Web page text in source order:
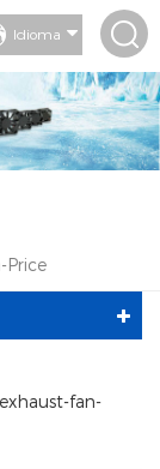
Idioma
Price
fan-